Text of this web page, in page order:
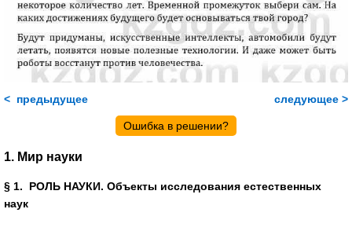
< предыдущее следующее >
Ошибка в решении?
1. Мир науки
§ 1. РОЛЬ НАУКИ. Объекты исследования естественных
наук